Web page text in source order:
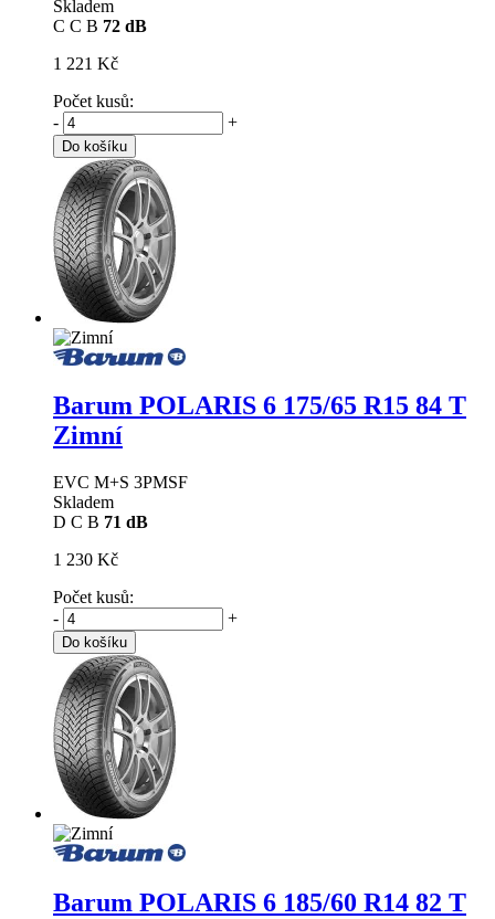
Skladem
C C B 72 dB
1 221 Kč
Počet kusů:
-
+
Do košíku
Barum POLARIS 6 175/65 R15 84 T
Zimní
EVC M+S 3PMSF
Skladem
D C B 71 dB
1 230 Kč
Počet kusů:
-
+
Do košíku
Barum POLARIS 6 185/60 R14 82 T